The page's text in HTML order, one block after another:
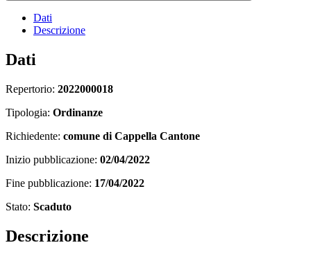
Dati
Descrizione
Dati
Repertorio: 2022000018
Tipologia: Ordinanze
Richiedente: comune di Cappella Cantone
Inizio pubblicazione: 02/04/2022
Fine pubblicazione: 17/04/2022
Stato: Scaduto
Descrizione